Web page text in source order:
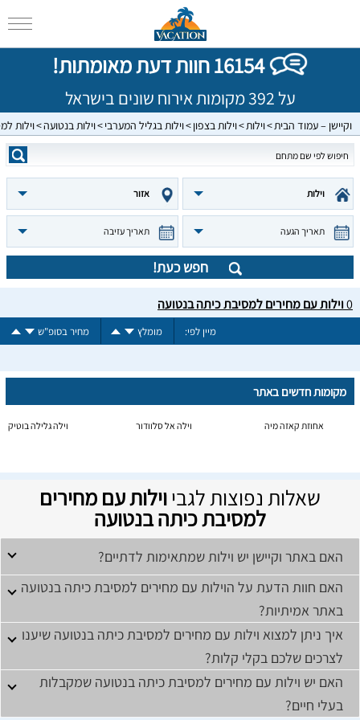
16154 חוות דעת מאומתות!
על 392 מקומות אירוח שונים בישראל
וקיישן – עמוד הבית וילות וילות בצפון וילות בגליל המערבי וילות בנטועה וילות
וילות אזור
תאריך הגעה תאריך עזיבה
חפש כעת!
0וילות עם מחירים למסיבת כיתה בנטועה
מיין לפי: מומלץ מחיר בסופ"ש
מקומות חדשים באתר
אחוזת קאזה מיה וילה אל סלוודור וילה גלילה בוטיק
שאלות נפוצות לגביוילות עם מחירים
למסיבת כיתה בנטועה
האם באתר וקיישן יש וילות שמתאימות לדתיים?
האם חוות הדעת על הוילות עם מחירים למסיבת כיתה בנטועה
באתר אמיתיות?
איך ניתן למצוא וילות עם מחירים למסיבת כיתה בנטועה שיענו
לצרכים שלכם בקלי קלות?
האם יש וילות עם מחירים למסיבת כיתה בנטועה שמקבלות
בעלי חיים?